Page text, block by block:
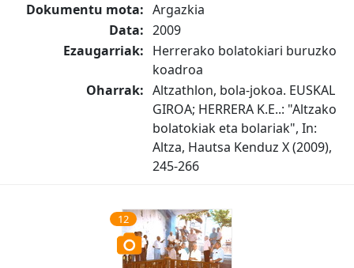
Dokumentu mota: Argazkia
Data: 2009
Ezaugarriak: Herrerako bolatokiari buruzko
koadroa
Oharrak: Altzathlon, bola-jokoa. EUSKAL
GIROA; HERRERA K.E..: "Altzako
bolatokiak eta bolariak", In:
Altza, Hautsa Kenduz X (2009),
245-266
12